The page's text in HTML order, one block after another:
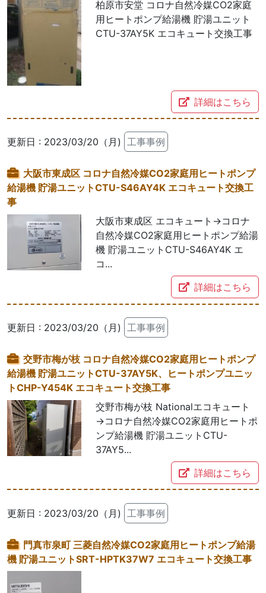
柏原市安堂 コロナ自然冷媒CO2家庭
用ヒートポンプ給湯機 貯湯ユニット
CTU-37AY5K エコキュート交換工事
詳細はこちら
更新日 : 2023/03/20（月) 工事事例
大阪市東成区 コロナ自然冷媒CO2家庭用ヒートポンプ
給湯機 貯湯ユニットCTU-S46AY4K エコキュート交換工
事
大阪市東成区 エコキュート→コロナ
自然冷媒CO2家庭用ヒートポンプ給湯
機 貯湯ユニットCTU-S46AY4K エ
コ...
詳細はこちら
更新日 : 2023/03/20（月) 工事事例
交野市梅が枝 コロナ自然冷媒CO2家庭用ヒートポンプ
給湯機 貯湯ユニットCTU-37AY5K、ヒートポンプユニッ
トCHP-Y454K エコキュート交換工事
交野市梅が枝 Nationalエコキュート
→コロナ自然冷媒CO2家庭用ヒートポ
ンプ給湯機 貯湯ユニットCTU-
37AY5...
詳細はこちら
更新日 : 2023/03/20（月) 工事事例
門真市泉町 三菱自然冷媒CO2家庭用ヒートポンプ給湯
機 貯湯ユニットSRT-HPTK37W7 エコキュート交換工事